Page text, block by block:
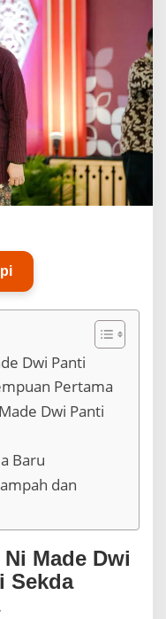
Dwi Panti
Pertama
Dwi Panti
Baru
dan
Made Dwi
Sekda